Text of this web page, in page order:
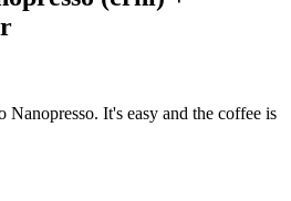
It's easy and the coffee is